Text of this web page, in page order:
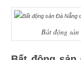
Bất động